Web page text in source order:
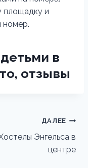
площадку и
номер.
в
отзывы
ДАЛЕЕ
Энгельса в
центре